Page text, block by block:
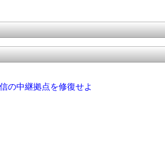
の中継拠点を修復せよ